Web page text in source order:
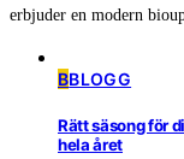
erbjuder en modern
BBLOGG
Rätt säsong för
hela året